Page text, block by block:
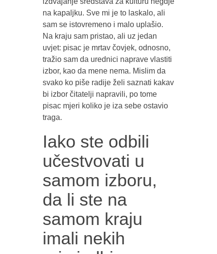
na kapaljku. Sve mi je to laskalo, ali
sam se istovremeno i malo uplašio.
Na kraju sam pristao, ali uz jedan
uvjet: pisac je mrtav čovjek, odnosno,
tražio sam da urednici naprave vlastiti
izbor, kao da mene nema. Mislim da
svako ko piše radije želi saznati kakav
bi izbor čitatelji napravili, po tome
pisac mjeri koliko je iza sebe ostavio
traga.
Iako ste odbili
učestvovati u
samom izboru,
da li ste na
samom kraju
imali nekih